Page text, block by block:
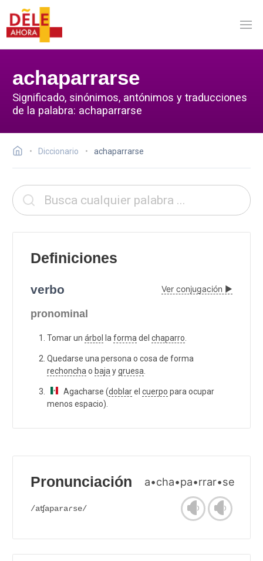
achaparrarse
Significado, sinónimos, antónimos y traducciones
de la palabra: achaparrarse
Diccionario achaparrarse
Definiciones
verbo Ver conjugación ▶
pronominal
Tomar un árbol la forma del chaparro
Quedarse una persona o cosa de forma
rechoncha o baja ygruesa
Agacharse (doblarel cuerpo para ocupar
menos espacio).
Pronunciación a•cha•pa•rrar•se
/aʧaparaɾse/